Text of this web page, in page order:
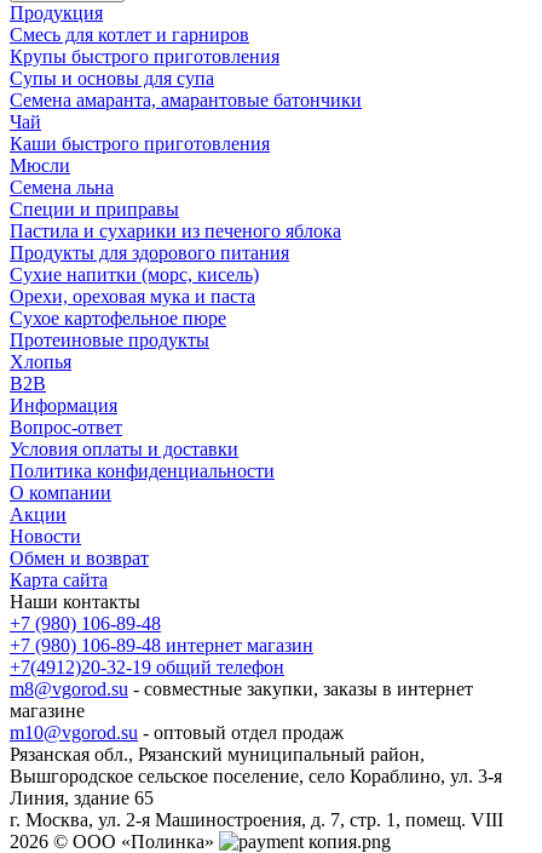
Продукция
Смесь для котлет и гарниров
Крупы быстрого приготовления
Супы и основы для супа
Семена амаранта, амарантовые батончики
Чай
Каши быстрого приготовления
Мюсли
Семена льна
Специи и приправы
Пастила и сухарики из печеного яблока
Продукты для здорового питания
Сухие напитки (морс, кисель)
Орехи, ореховая мука и паста
Сухое картофельное пюре
Протеиновые продукты
Хлопья
B2B
Информация
Вопрос-ответ
Условия оплаты и доставки
Политика конфиденциальности
О компании
Акции
Новости
Обмен и возврат
Карта сайта
Наши контакты
+7 (980) 106-89-48
+7 (980) 106-89-48 интернет магазин
+7(4912)20-32-19 общий телефон
m8@vgorod.su - совместные закупки, заказы в интернет
магазине
m10@vgorod.su - оптовый отдел продаж
Рязанская обл., Рязанский муниципальный район,
Вышгородское сельское поселение, село Кораблино, ул. 3-я
Линия, здание 65
г. Москва, ул. 2-я Машиностроения, д. 7, стр. 1, помещ. VIII
2026 © ООО «Полинка»